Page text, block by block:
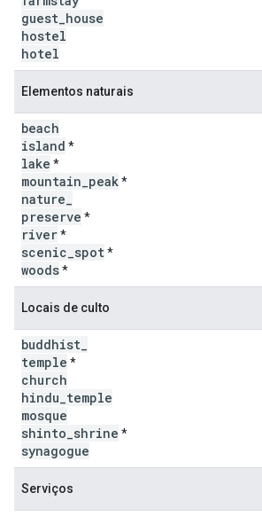
guest house
hostel
hotel
Elementos naturais
beach
island *
lake *
mountain peak*
nature
preserve *
river*
scenic spot*
woods*
Locais de culto
buddhist
temple *
church
hindu temple
mosque
shinto shrine *
synagogue
Serviços